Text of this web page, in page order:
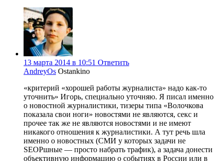
13 марта 2014 в 10:51 Ответить
AndreyOs Ostankino
«критерий «хорошей работы журналиста» надо как-то
уточнить» Игорь, специально уточняю. Я писал именно
о новостной журналистики, тизеры типа «Волочкова
показала свои ноги» новостями не являются, секс и
прочее так же не являются новостями и не имеют
никакого отношения к журналистики. А тут речь шла
именно о новостных (СМИ у которых задачи не
SEOPшные — просто набрать трафик), а задача донести
объективную информацию о событиях в России или в